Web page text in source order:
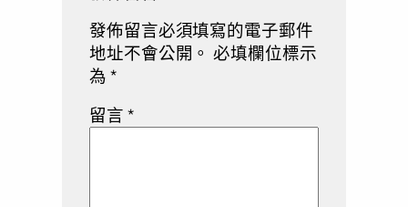
發佈留言必須填寫的電子郵件
地址不會公開。 必填欄位標示
為*
留言*